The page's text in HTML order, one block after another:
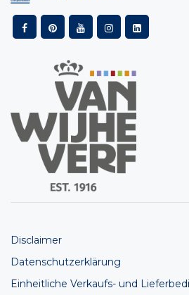
Disclaimer
Datenschutzerklärung
Einheitliche Verkaufs- und